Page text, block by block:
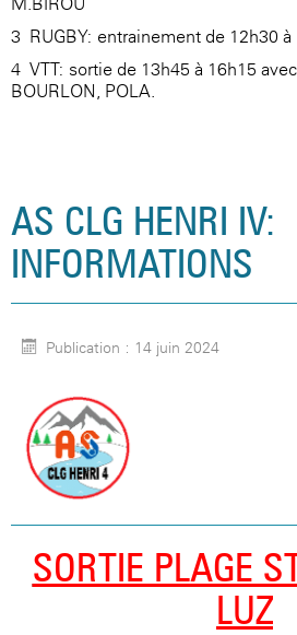
3- RUGBY: entrainement de 12h30
4- VTT: sortie de 13h45 à 16h15
BOURLON, POLA.
AS CLG HENRI IV:
INFORMATIONS
Publication : 14 juin 2024
SORTIE PLAGE
LUZ